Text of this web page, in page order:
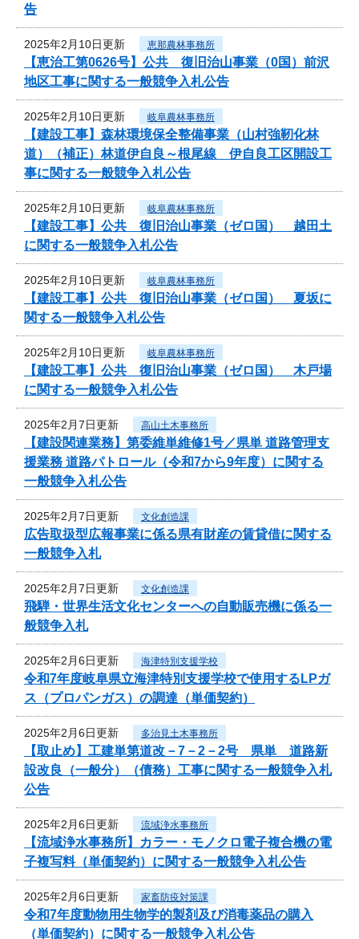
告
2025年2月10日更新 恵那農林事務所
【恵治工第0626号】公共 復旧治山事業（0国）前沢
地区工事に関する一般競争入札公告
2025年2月10日更新 岐阜農林事務所
【建設工事】森林環境保全整備事業（山村強靭化林
道）（補正）林道伊自良～根尾線 伊自良工区開設工
事に関する一般競争入札公告
2025年2月10日更新 岐阜農林事務所
【建設工事】公共 復旧治山事業（ゼロ国） 越田土
に関する一般競争入札公告
2025年2月10日更新 岐阜農林事務所
【建設工事】公共 復旧治山事業（ゼロ国） 夏坂に
関する一般競争入札公告
2025年2月10日更新 岐阜農林事務所
【建設工事】公共 復旧治山事業（ゼロ国） 木戸場
に関する一般競争入札公告
2025年2月7日更新 高山土木事務所
【建設関連業務】第委維単維修1号／県単 道路管理支
援業務 道路パトロール（令和7から9年度）に関する
一般競争入札公告
2025年2月7日更新 文化創造課
広告取扱型広報事業に係る県有財産の賃貸借に関する
一般競争入札
2025年2月7日更新 文化創造課
飛騨・世界生活文化センターへの自動販売機に係る一
般競争入札
2025年2月6日更新 海津特別支援学校
令和7年度岐阜県立海津特別支援学校で使用するLPガ
ス（プロパンガス）の調達（単価契約）
2025年2月6日更新 多治見土木事務所
【取止め】工建単第道改－7－2－2号 県単 道路新
設改良（一般分）（債務）工事に関する一般競争入札
公告
2025年2月6日更新 流域浄水事務所
【流域浄水事務所】カラー・モノクロ電子複合機の電
子複写料（単価契約）に関する一般競争入札公告
2025年2月6日更新 家畜防疫対策課
令和7年度動物用生物学的製剤及び消毒薬品の購入
（単価契約）に関する一般競争入札公告